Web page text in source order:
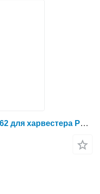
Гидрораспределитель 0064862 для харвестера Ponsse Bear